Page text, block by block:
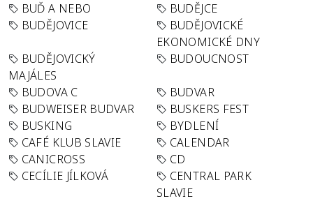
BUĎ A NEBO
BUDĚJCE
BUDĚJOVICE
BUDĚJOVICKÉ
EKONOMICKÉ DNY
BUDĚJOVICKÝ
MAJÁLES
BUDOUCNOST
BUDOVA C
BUDVAR
BUDWEISER BUDVAR
BUSKERS FEST
BUSKING
BYDLENÍ
CAFÉ KLUB SLAVIE
CALENDAR
CANICROSS
CD
CECÍLIE JÍLKOVÁ
CENTRAL PARK
SLAVIE